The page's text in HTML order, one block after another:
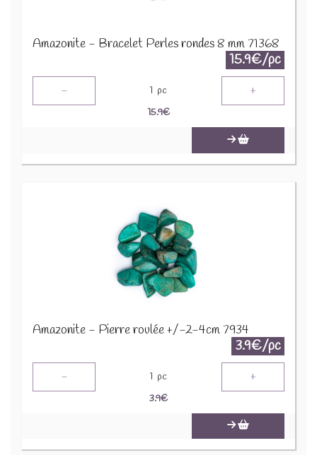
Amazonite - Bracelet Perles rondes 8 mm 71368
15.9€/pc
- 1 pc +
15.9€
Amazonite - Pierre roulée +/-2-4cm 7934
3.9€/pc
- 1 pc +
3.9€